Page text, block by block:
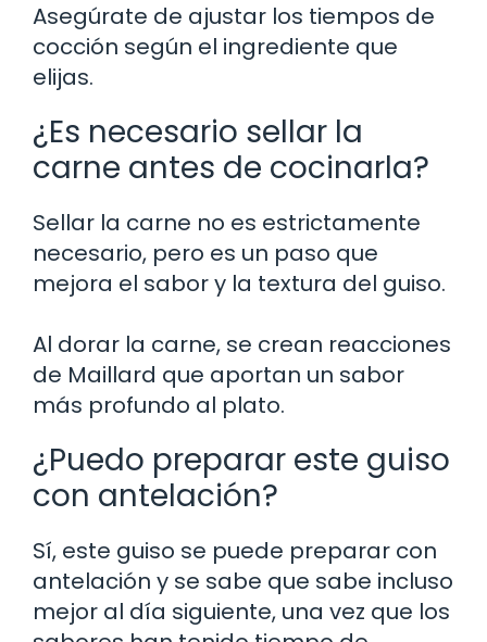
Asegúrate de ajustar los tiempos de
cocción según el ingrediente que
elijas.
¿Es necesario sellar la
carne antes de cocinarla?
Sellar la carne no es estrictamente
necesario, pero es un paso que
mejora el sabor y la textura del guiso.
Al dorar la carne, se crean reacciones
de Maillard que aportan un sabor
más profundo al plato.
¿Puedo preparar este guiso
con antelación?
Sí, este guiso se puede preparar con
antelación y se sabe que sabe incluso
mejor al día siguiente, una vez que los